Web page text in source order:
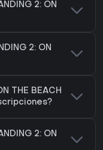
2: ON
2: ON
THE BEACH
2: ON